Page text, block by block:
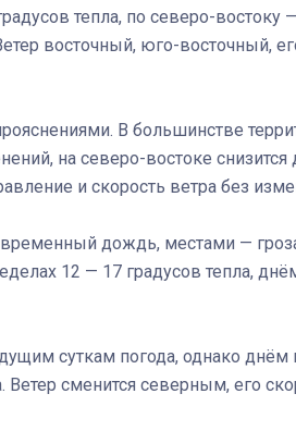
тепла, по северо-
восточный, юго-восточный,
В большинстве
на северо-востоке
и скорость ветра без
дождь, местами —
12 — 17 градусов тепла,
суткам погода, однако
сменится северным, его